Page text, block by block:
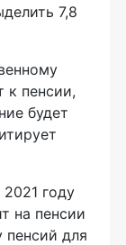
7,8
к пенсии,
будет
году
на пенсии
пенсий для